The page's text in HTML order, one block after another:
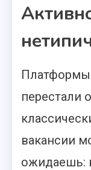
Платформы
перестали
вакансии
ожидаешь: